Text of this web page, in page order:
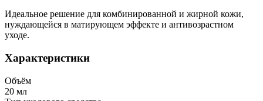
Идеальное решение для комбинированной и жирной кожи,
нуждающейся в матирующем эффекте и антивозрастном
уходе.
Характеристики
Объём
20 мл